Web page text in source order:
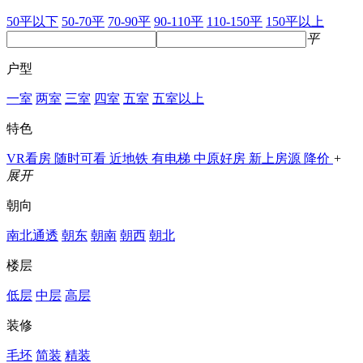
50平以下 50-70平 70-90平 90-110平 110-150平 150平以上
平
户型
一室 两室 三室 四室 五室 五室以上
特色
VR看房 随时可看 近地铁 有电梯 中原好房 新上房源 降价 +
展开
朝向
南北通透 朝东 朝南 朝西 朝北
楼层
低层 中层 高层
装修
毛坯 简装 精装